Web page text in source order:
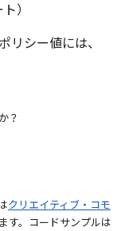
）
リシー値には、
？
クリエイティブ・コモ
す。コードサンプルは